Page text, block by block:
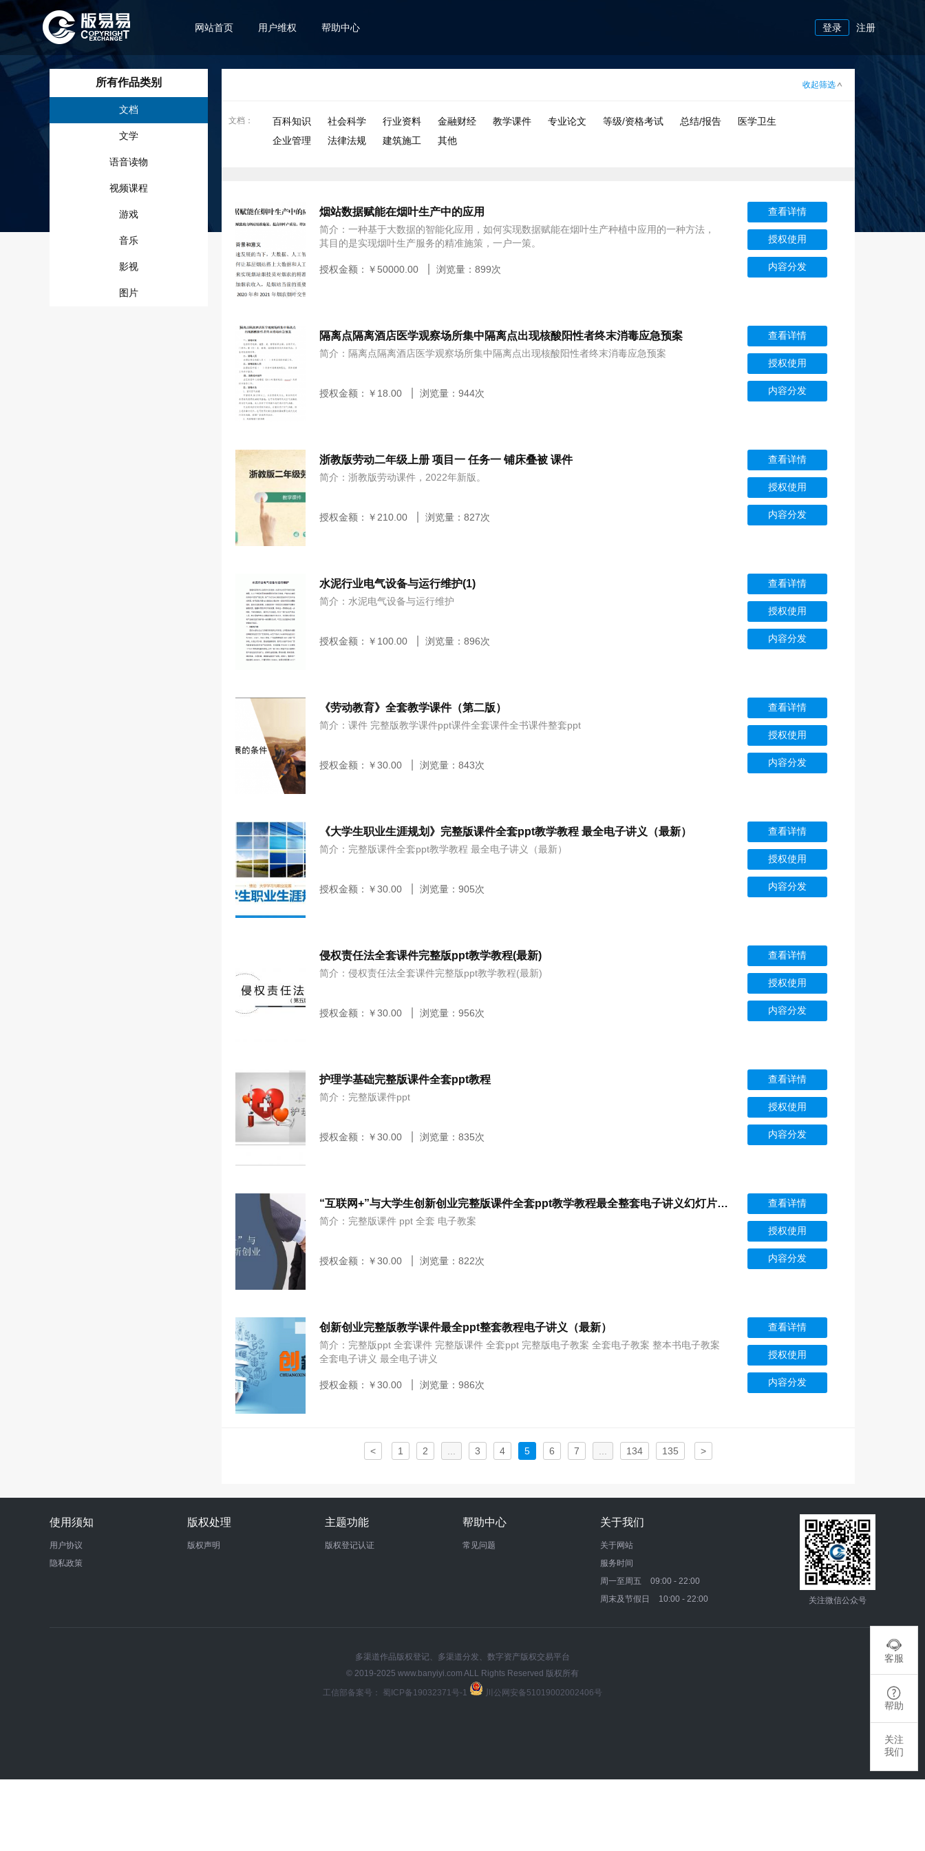
网站首页 用户维权 帮助中心 登录 注册

客服

帮助
关注
我们
所有作品类别
文档
文学
语音读物
视频课程
游戏
音乐
影视
图片
收起筛选
文档 ： 百科知识 社会科学 行业资料 金融财经 教学课件 专业论文 等级/资格考试 总结/报告
医学卫生
企业管理
法律法规 建筑施工 其他
烟站数据赋能在烟叶生产中的应用
简介：一种基于大数据的智能化应用，如何实现数据赋能在烟叶生产种植中应用的一种方法，
其目的是实现烟叶生产服务的精准施策，一户一策。
授权金额：￥ 50000.00 浏览量：899次
查看详情
授权使用
内容分发
隔离点隔离酒店医学观察场所集中隔离点出现核酸阳性者终末消毒应急预案
简介：隔离点隔离酒店医学观察场所集中隔离点出现核酸阳性者终末消毒应急预案
授权金额：￥ 18.00 浏览量：944次
查看详情
授权使用
内容分发
浙教版劳动二年级上册 项目一 任务一 铺床叠被 课件
简介：浙教版劳动课件，2022年新版。
授权金额：￥ 210.00 浏览量：827次
查看详情
授权使用
内容分发
水泥行业电气设备与运行维护(1)
简介：水泥电气设备与运行维护
授权金额：￥ 100.00 浏览量：896次
查看详情
授权使用
内容分发
《劳动教育》全套教学课件（第二版）
简介：课件 完整版教学课件ppt课件全套课件全书课件整套ppt
授权金额：￥30.00 浏览量：843次
查看详情
授权使用
内容分发
《大学生职业生涯规划》完整版课件全套ppt教学教程 最全电子讲义（最新）
简介：完整版课件全套ppt教学教程 最全电子讲义（最新）
授权金额：￥30.00 浏览量：905次
查看详情
授权使用
内容分发
侵权责任法全套课件完整版ppt教学教程(最新)
简介：侵权责任法全套课件完整版ppt教学教程(最新)
授权金额：￥30.00 浏览量：956次
查看详情
授权使用
内容分发
护理学基础完整版课件全套ppt教程
简介：完整版课件ppt
授权金额：￥30.00 浏览量：835次
查看详情
授权使用
内容分发
“互联网+”与大学生创新创业完整版课件全套ppt教学教程最全整套电子讲义幻灯片（最新）
简介：完整版课件 ppt 全套 电子教案
授权金额：￥30.00 浏览量：822次
查看详情
授权使用
内容分发
创新创业完整版教学课件最全ppt整套教程电子讲义（最新）
简介：完整版ppt 全套课件 完整版课件 全套ppt 完整版电子教案 全套电子教案 整本书电子教案
全套电子讲义 最全电子讲义
授权金额：￥30.00 浏览量：986次
查看详情
授权使用
内容分发
< 1 2 3 4 5 6 7 134 135 >
使用须知
用户协议
隐私政策
版权处理
版权声明
主题功能
版权登记认证
帮助中心
常见问题
关于我们
关于网站
服务时间
周一至周五
09:00 - 22:00
周末及节假日
10:00 - 22:00 关注微信公众号
多渠道作品版权登记、多渠道分发、数字资产版权交易平台
© 2019-2025 www.banyiyi.com ALL Rights Reserved 版权所有
工信部备案号： 蜀ICP备19032371号-1 川公网安备51019002002406号